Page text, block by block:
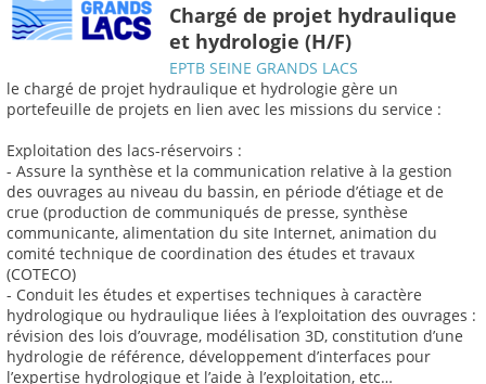
Chargé de projet hydraulique
et hydrologie (H/F)
EPTB SEINE GRANDS LACS
le chargé de projet hydraulique et hydrologie gère un
portefeuille de projets en lien avec les missions du service :
Exploitation des lacs-réservoirs :
- Assure la synthèse et la communication relative à la gestion
des ouvrages au niveau du bassin, en période d’étiage et de
crue (production de communiqués de presse, synthèse
communicante, alimentation du site Internet, animation du
comité technique de coordination des études et travaux
(COTECO)
- Conduit les études et expertises techniques à caractère
hydrologique ou hydraulique liées à l’exploitation des ouvrages :
révision des lois d’ouvrage, modélisation 3D, constitution d’une
hydrologie de référence, développement d’interfaces pour
l’expertise hydrologique et l’aide à l’exploitation, etc…